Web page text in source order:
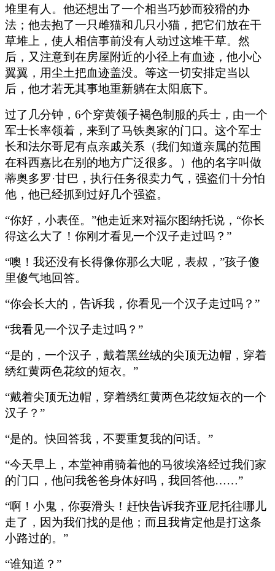
堆里有人。他还想出了一个相当巧妙而狡猾的办
法；他去抱了一只雌猫和几只小猫，把它们放在干
草堆上，使人相信事前没有人动过这堆干草。然
后，又注意到在房屋附近的小径上有血迹，他小心
翼翼，用尘土把血迹盖没。等这一切安排定当以
后，他才若无其事地重新躺在太阳底下。
过了几分钟，6个穿黄领子褐色制服的兵士，由一个
军士长率领着，来到了马铁奥家的门口。这个军士
长和法尔哥尼有点亲戚关系（我们知道亲属的范围
在科西嘉比在别的地方广泛很多。）他的名字叫做
蒂奥多罗·甘巴，执行任务很卖力气，强盗们十分怕
他，他已经抓到过好几个强盗。
“你好，小表侄。”他走近来对福尔图纳托说，“你长
得这么大了！你刚才看见一个汉子走过吗？”
“噢！我还没有长得像你那么大呢，表叔，”孩子傻
里傻气地回答。
“你会长大的，告诉我，你看见一个汉子走过吗？”
“我看见一个汉子走过吗？”
“是的，一个汉子，戴着黑丝绒的尖顶无边帽，穿着
绣红黄两色花纹的短衣。”
“戴着尖顶无边帽，穿着绣红黄两色花纹短衣的一个
汉子？”
“是的。快回答我，不要重复我的问话。”
“今天早上，本堂神甫骑着他的马彼埃洛经过我们家
的门口，他问我爸爸身体好吗，我回答他……”
“啊！小鬼，你耍滑头！赶快告诉我齐亚尼托往哪儿
走了，因为我们找的是他；而且我肯定他是打这条
小路过的。”
“谁知道？”